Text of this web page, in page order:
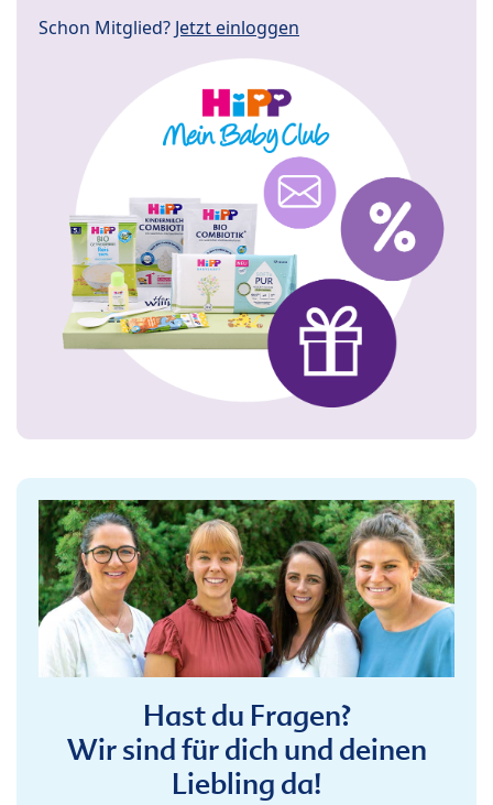
Schon Mitglied? Jetzt einloggen
Hast du Fragen?
Wir sind für dich und deinen
Liebling da!